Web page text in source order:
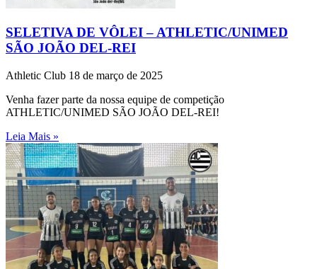
SELETIVA DE VÔLEI – ATHLETIC/UNIMED
SÃO JOÃO DEL-REI
Athletic Club 18 de março de 2025
Venha fazer parte da nossa equipe de competição
ATHLETIC/UNIMED SÃO JOÃO DEL-REI!
Leia Mais »